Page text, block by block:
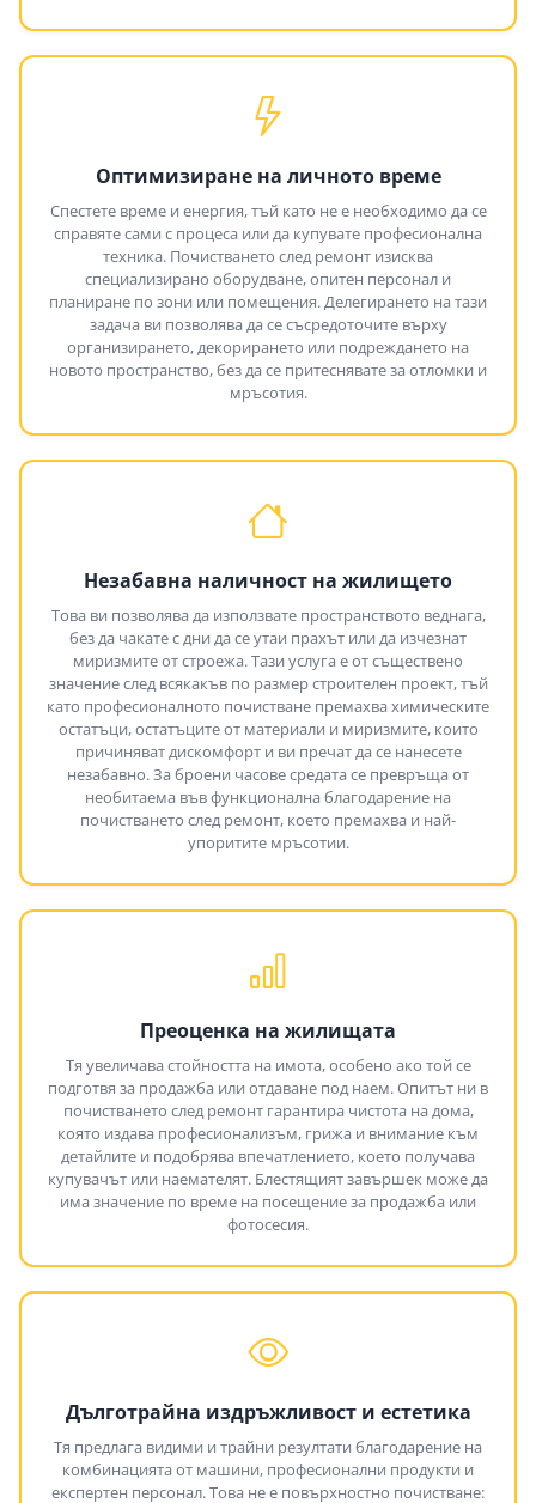
Оптимизиране на личното време
Спестете време и енергия, тъй като не е необходимо да се
справяте сами с процеса или да купувате професионална
техника. Почистването след ремонт изисква
специализирано оборудване, опитен персонал и
планиране по зони или помещения. Делегирането на тази
задача ви позволява да се съсредоточите върху
организирането, декорирането или подреждането на
новото пространство, без да се притеснявате за отломки и
мръсотия.
Незабавна наличност на жилището
Това ви позволява да използвате пространството веднага,
без да чакате с дни да се утаи прахът или да изчезнат
миризмите от строежа. Тази услуга е от съществено
значение след всякакъв по размер строителен проект, тъй
като професионалното почистване премахва химическите
остатъци, остатъците от материали и миризмите, които
причиняват дискомфорт и ви пречат да се нанесете
незабавно. За броени часове средата се превръща от
необитаема във функционална благодарение на
почистването след ремонт, което премахва и най-
упоритите мръсотии.
Преоценка на жилищата
Тя увеличава стойността на имота, особено ако той се
подготвя за продажба или отдаване под наем. Опитът ни в
почистването след ремонт гарантира чистота на дома,
която издава професионализъм, грижа и внимание към
детайлите и подобрява впечатлението, което получава
купувачът или наемателят. Блестящият завършек може да
има значение по време на посещение за продажба или
фотосесия.
Дълготрайна издръжливост и естетика
Тя предлага видими и трайни резултати благодарение на
комбинацията от машини, професионални продукти и
експертен персонал. Това не е повърхностно почистване: